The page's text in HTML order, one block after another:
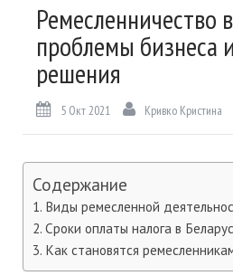
Ремесленничество
проблемы бизнеса
решения
5 Окт 2021 Кривко Кристина
Содержание
Виды ремесленной
Сроки оплаты налога в
Как становятся